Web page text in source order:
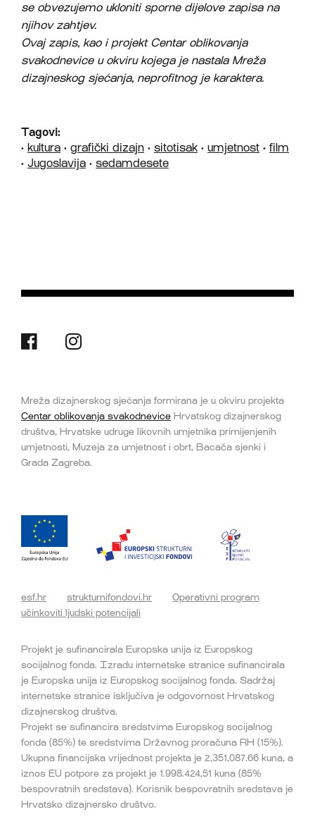
se obvezujemo ukloniti sporne dijelove zapisa na
njihov zahtjev.
Ovaj zapis, kao i projekt Centar oblikovanja
svakodnevice u okviru kojega je nastala Mreža
dizajneskog sjećanja, neprofitnog je karaktera.
Tagovi:
• kultura • grafički dizajn • sitotisak • umjetnost • film
• Jugoslavija • sedamdesete
Mreža dizajnerskog sjećanja formirana je u okviru projekta
Centar oblikovanja svakodnevice Hrvatskog dizajnerskog
društva, Hrvatske udruge likovnih umjetnika primijenjenih
umjetnosti, Muzeja za umjetnost i obrt, Bacača sjenki i
Grada Zagreba.
esf.hr strukturnifondovi.hr
Operativni program
učinkoviti ljudski potencijali
Projekt je sufinancirala Europska unija iz Europskog
socijalnog fonda. Izradu internetske stranice sufinancirala
je Europska unija iz Europskog socijalnog fonda. Sadržaj
internetske stranice isključiva je odgovornost Hrvatskog
dizajnerskog društva.
Projekt se sufinancira sredstvima Europskog socijalnog
fonda (85%) te sredstvima Državnog proračuna RH (15%).
Ukupna financijska vrijednost projekta je 2,351,087.66 kuna, a
iznos EU potpore za projekt je 1.998.424,51 kuna (85%
bespovratnih sredstava). Korisnik bespovratnih sredstava je
Hrvatsko dizajnersko društvo.